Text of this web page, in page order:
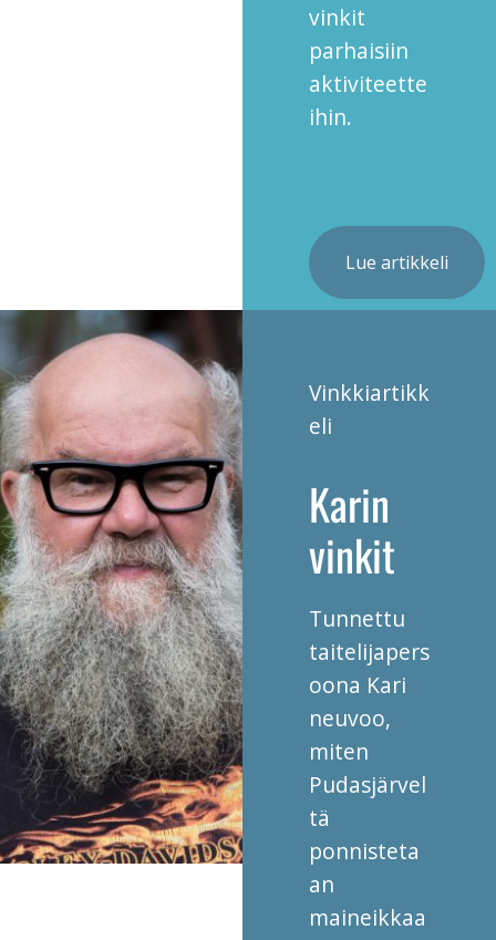
vinkit
parhaisiin
aktiviteette
ihin.
Lue artikkeli
Vinkkiartikk
eli
Karin
vinkit
Tunnettu
taitelijapers
oona Kari
neuvoo,
miten
Pudasjärvel
tä
ponnisteta
an
maineikkaa